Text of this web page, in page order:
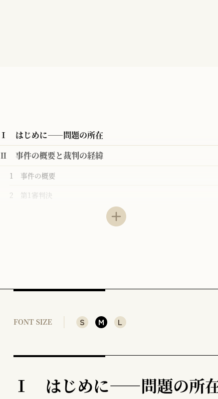
Ⅰ はじめに――問題の所在
Ⅱ 事件の概要と裁判の経緯
1 事件の概要
2 第1審判決
2 消費者契約の条項解釈と判例法理
FONT SIZE S M L
Ⅰ はじめに――問題の所